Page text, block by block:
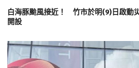
白海豚颱風接近！ 竹市於明(9)日啟動
開設